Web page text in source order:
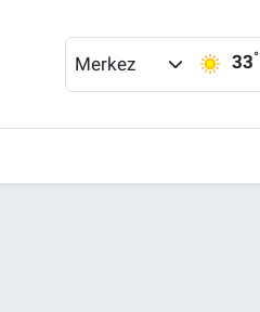
Merkez 33°